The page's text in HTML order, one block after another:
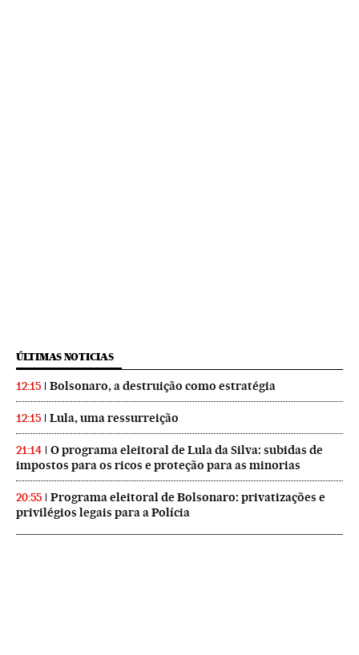
ÚLTIMAS NOTICIAS
12:15 Bolsonaro, a destruição como estratégia
12:15 Lula, uma ressurreição
21:14
O programa eleitoral de Lula da Silva: subidas de
impostos para os ricos e proteção para as minorias
20:55
Programa eleitoral de Bolsonaro: privatizações e
privilégios legais para a Polícia